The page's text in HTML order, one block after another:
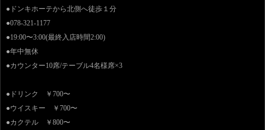
●ドンキホーテから北側へ徒歩１分
●078-321-1177
●19:00〜3:00(最終入店時間2:00)
●年中無休
●カウンター10席/テーブル4名様席×3
●ドリンク ￥700〜
●ウイスキー ￥700〜
●カクテル ￥800〜